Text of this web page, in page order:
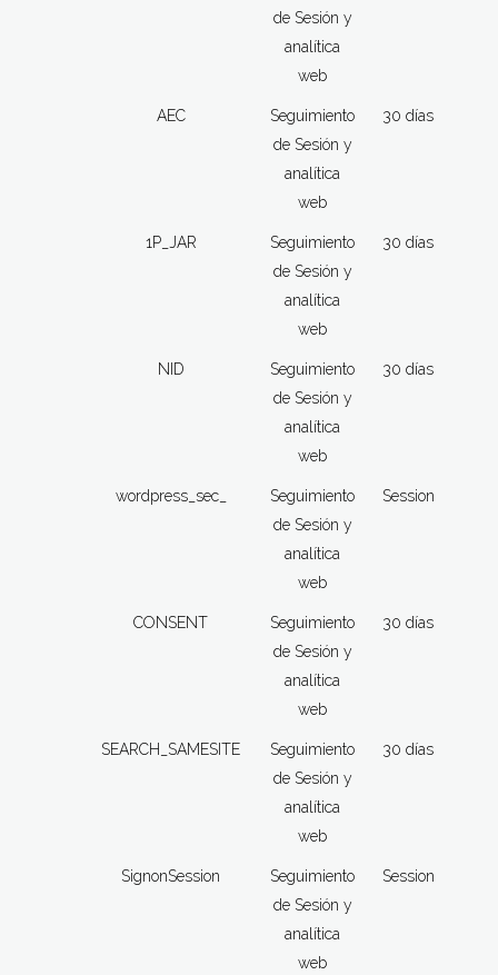
de Sesión y
analítica
web
AEC
Seguimiento
de Sesión y
analítica
web
30 días
1P_JAR
Seguimiento
de Sesión y
analítica
web
30 días
NID
Seguimiento
de Sesión y
analítica
web
30 días
wordpress_sec_
Seguimiento
de Sesión y
analítica
web
Session
CONSENT
Seguimiento
de Sesión y
analítica
web
30 días
SEARCH_SAMESITE
Seguimiento
de Sesión y
analítica
web
30 días
SignonSession
Seguimiento
de Sesión y
analítica
web
Session